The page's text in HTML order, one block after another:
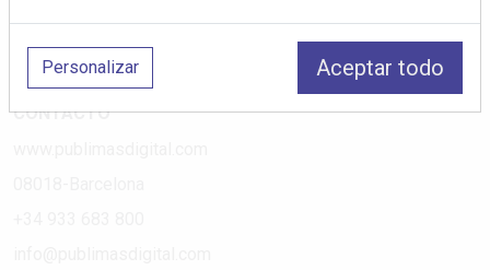
Aviso Legal
¿Quiénes somos?
CONTACTO
Personalizar Aceptar todo